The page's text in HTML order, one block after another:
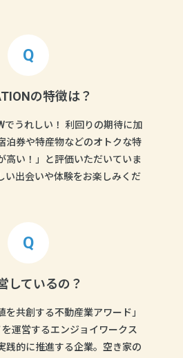
の特徴は？
でうれしい！ 利回りの期待に加
泊券や特産物などのオトクな特
高い！」と評価いただいていま
い出会いや体験をお楽しみくだ
しているの？
を共創する不動産業アワード」
運営するエンジョイワークス
践的に推進する企業。空き家の